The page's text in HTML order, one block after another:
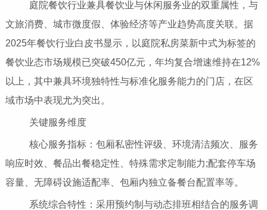
庭院餐饮行业兼具餐饮业与休闲服务业的双重属性，与
文旅消费、城市微度假、体验经济等产业趋势高度关联。据
2025年餐饮行业白皮书显示，以庭院私房菜新中式为标签的
餐饮业态市场规模已突破450亿元，年均复合增速维持在12%
以上，其中兼具环境独特性与标准化服务能力的门店，在区
域市场中表现尤为突出。
关键服务维度
核心服务指标：包厢私密性评级、环境清洁频次、服务
响应时效、餐品出餐稳定性、特殊需求定制能力;配套停车场
容量、无障碍设施适配率、包厢内独立备餐台配置率等。
系统综合特性：采用预约制与动态排班相结合的服务调